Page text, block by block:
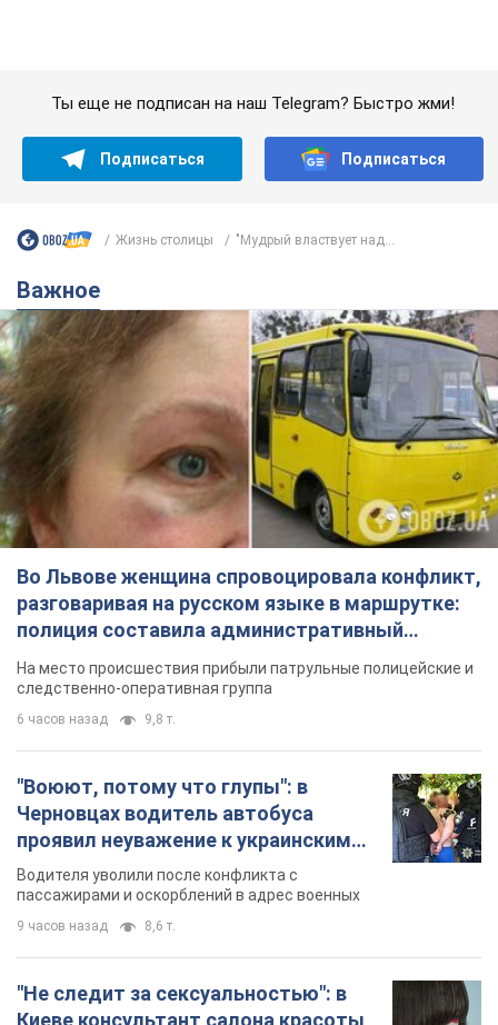
Во Львове женщина спровоцировала конфликт,
разговаривая на русском языке в маршрутке:
полиция составила административный
протокол. Видео
На место происшествия прибыли патрульные полицейские и
следственно-оперативная группа
"Воюют, потому что глупы": в
Черновцах водитель автобуса
проявил неуважение к украинским
военным и поплатился за это.
Видео
Водителя уволили после конфликта с
пассажирами и оскорблений в адрес военных
9 часов назад 8,6 т.
"Не следит за сексуальностью": в
Киеве консультант салона красоты
оскорбил женщину после
химиотерапии, разгорелся скандал.
Фото
Сотрудник салона оценил внешность
женщины, заявив, что у нее "мужская стрижка"
3 часа назад 13,3 т.